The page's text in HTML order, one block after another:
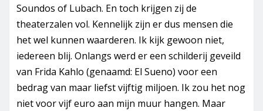
Soundos of Lubach. En toch krijgen zij de
theaterzalen vol. Kennelijk zijn er dus mensen die
het wel kunnen waarderen. Ik kijk gewoon niet,
iedereen blij. Onlangs werd er een schilderij geveild
van Frida Kahlo (genaamd: El Sueno) voor een
bedrag van maar liefst vijftig miljoen. Ik zou het nog
niet voor vijf euro aan mijn muur hangen. Maar